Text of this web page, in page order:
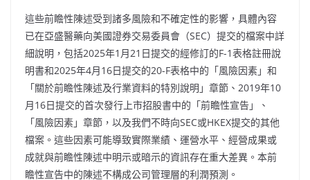
這些前瞻性陳述受到諸多風險和不確定性的影響，具體內容
已在亞盛醫藥向美國證券交易委員會（SEC）提交的檔案中詳
細說明，包括2025年1月21日提交的經修訂的F-1表格註冊說
明書和2025年4月16日提交的20-F表格中的「風險因素」和
「關於前瞻性陳述及行業資料的特別說明」章節、2019年10
月16日提交的首次發行上市招股書中的「前瞻性宣告」、
「風險因素」章節，以及我們不時向SEC或HKEX提交的其他
檔案。這些因素可能導致實際業績、運營水平、經營成果或
成就與前瞻性陳述中明示或暗示的資訊存在重大差異。本前
瞻性宣告中的陳述不構成公司管理層的利潤預測。